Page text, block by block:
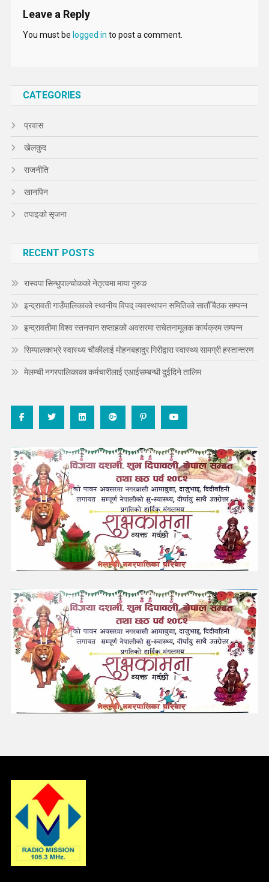
Leave a Reply
You must be logged in to post a comment.
CATEGORIES
प्रवास
खेलकुद
राजनीति
खानपिन
तपाइको सृजना
RECENT POSTS
रास्वपा सिन्धुपाल्चोकको नेतृत्वमा माया गुरुङ
इन्द्रावती गाउँपालिकाको स्थानीय विपद् व्यवस्थापन समितिको सातौँ बैठक सम्पन्न
इन्द्रावतीमा विश्व स्तनपान सप्ताहको अवसरमा सचेतनामूलक कार्यक्रम सम्पन्न
सिम्पालकाभ्रे स्वास्थ्य चौकीलाई मोहनबहादुर गिरीद्वारा स्वास्थ्य सामग्री हस्तान्तरण
मेलम्ची नगरपालिकाका कर्मचारीलाई एआईसम्बन्धी दुईदिने तालिम